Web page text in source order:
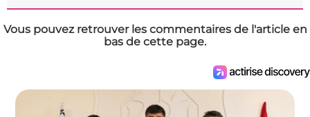
Vous pouvez retrouver les commentaires de l'article en
bas de cette page.